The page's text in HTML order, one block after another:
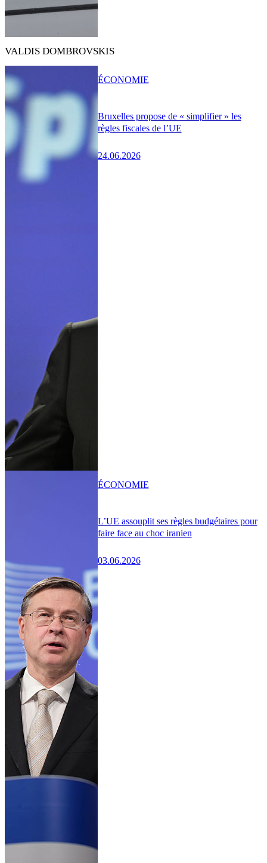
VALDIS DOMBROVSKIS
Bruxelles propose de « simplifier » les
règles fiscales de l’UE
24.06.2026
ÉCONOMIE
L’UE assouplit ses règles budgétaires pour
faire face au choc iranien
03.06.2026
ÉCONOMIE